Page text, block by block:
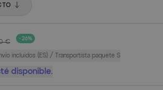
€ - 26%
incluidos (ES) / Transportista paquete S
disponible.